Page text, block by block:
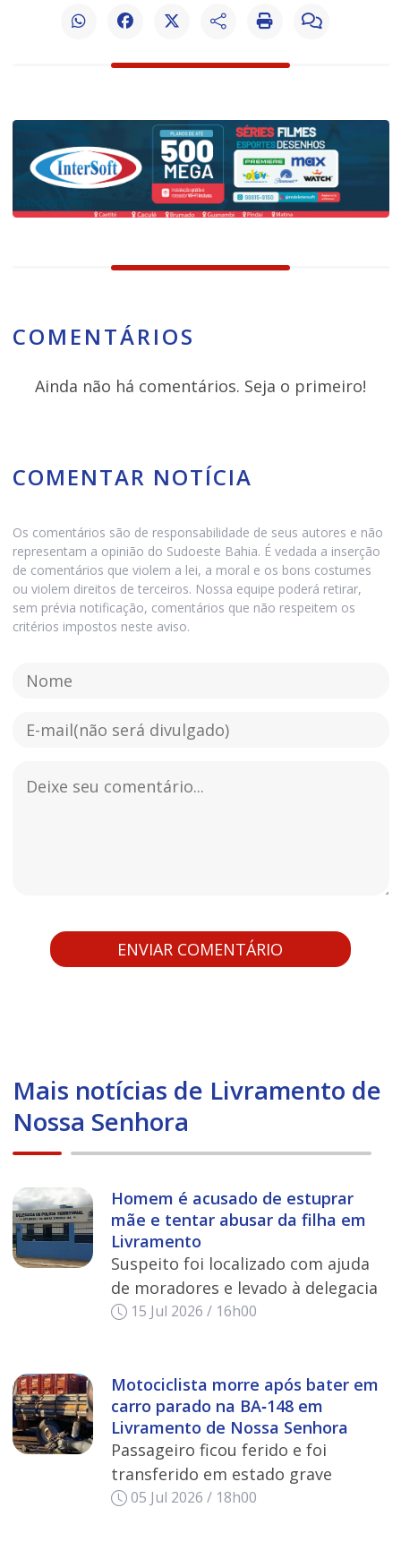
COMENTÁRIOS
Ainda não há comentários. Seja o primeiro!
COMENTAR NOTÍCIA
Os comentários são de responsabilidade de seus autores e não
representam a opinião do Sudoeste Bahia. É vedada a inserção
de comentários que violem a lei, a moral e os bons costumes
ou violem direitos de terceiros. Nossa equipe poderá retirar,
sem prévia notificação, comentários que não respeitem os
critérios impostos neste aviso.
Mais notícias de Livramento de
Nossa Senhora
Homem é acusado de estuprar
mãe e tentar abusar da filha em
Livramento
Suspeito foi localizado com ajuda
de moradores e levado à delegacia
15 Jul 2026 / 16h00
Motociclista morre após bater em
carro parado na BA‑148 em
Livramento de Nossa Senhora
Passageiro ficou ferido e foi
transferido em estado grave
05 Jul 2026 / 18h00